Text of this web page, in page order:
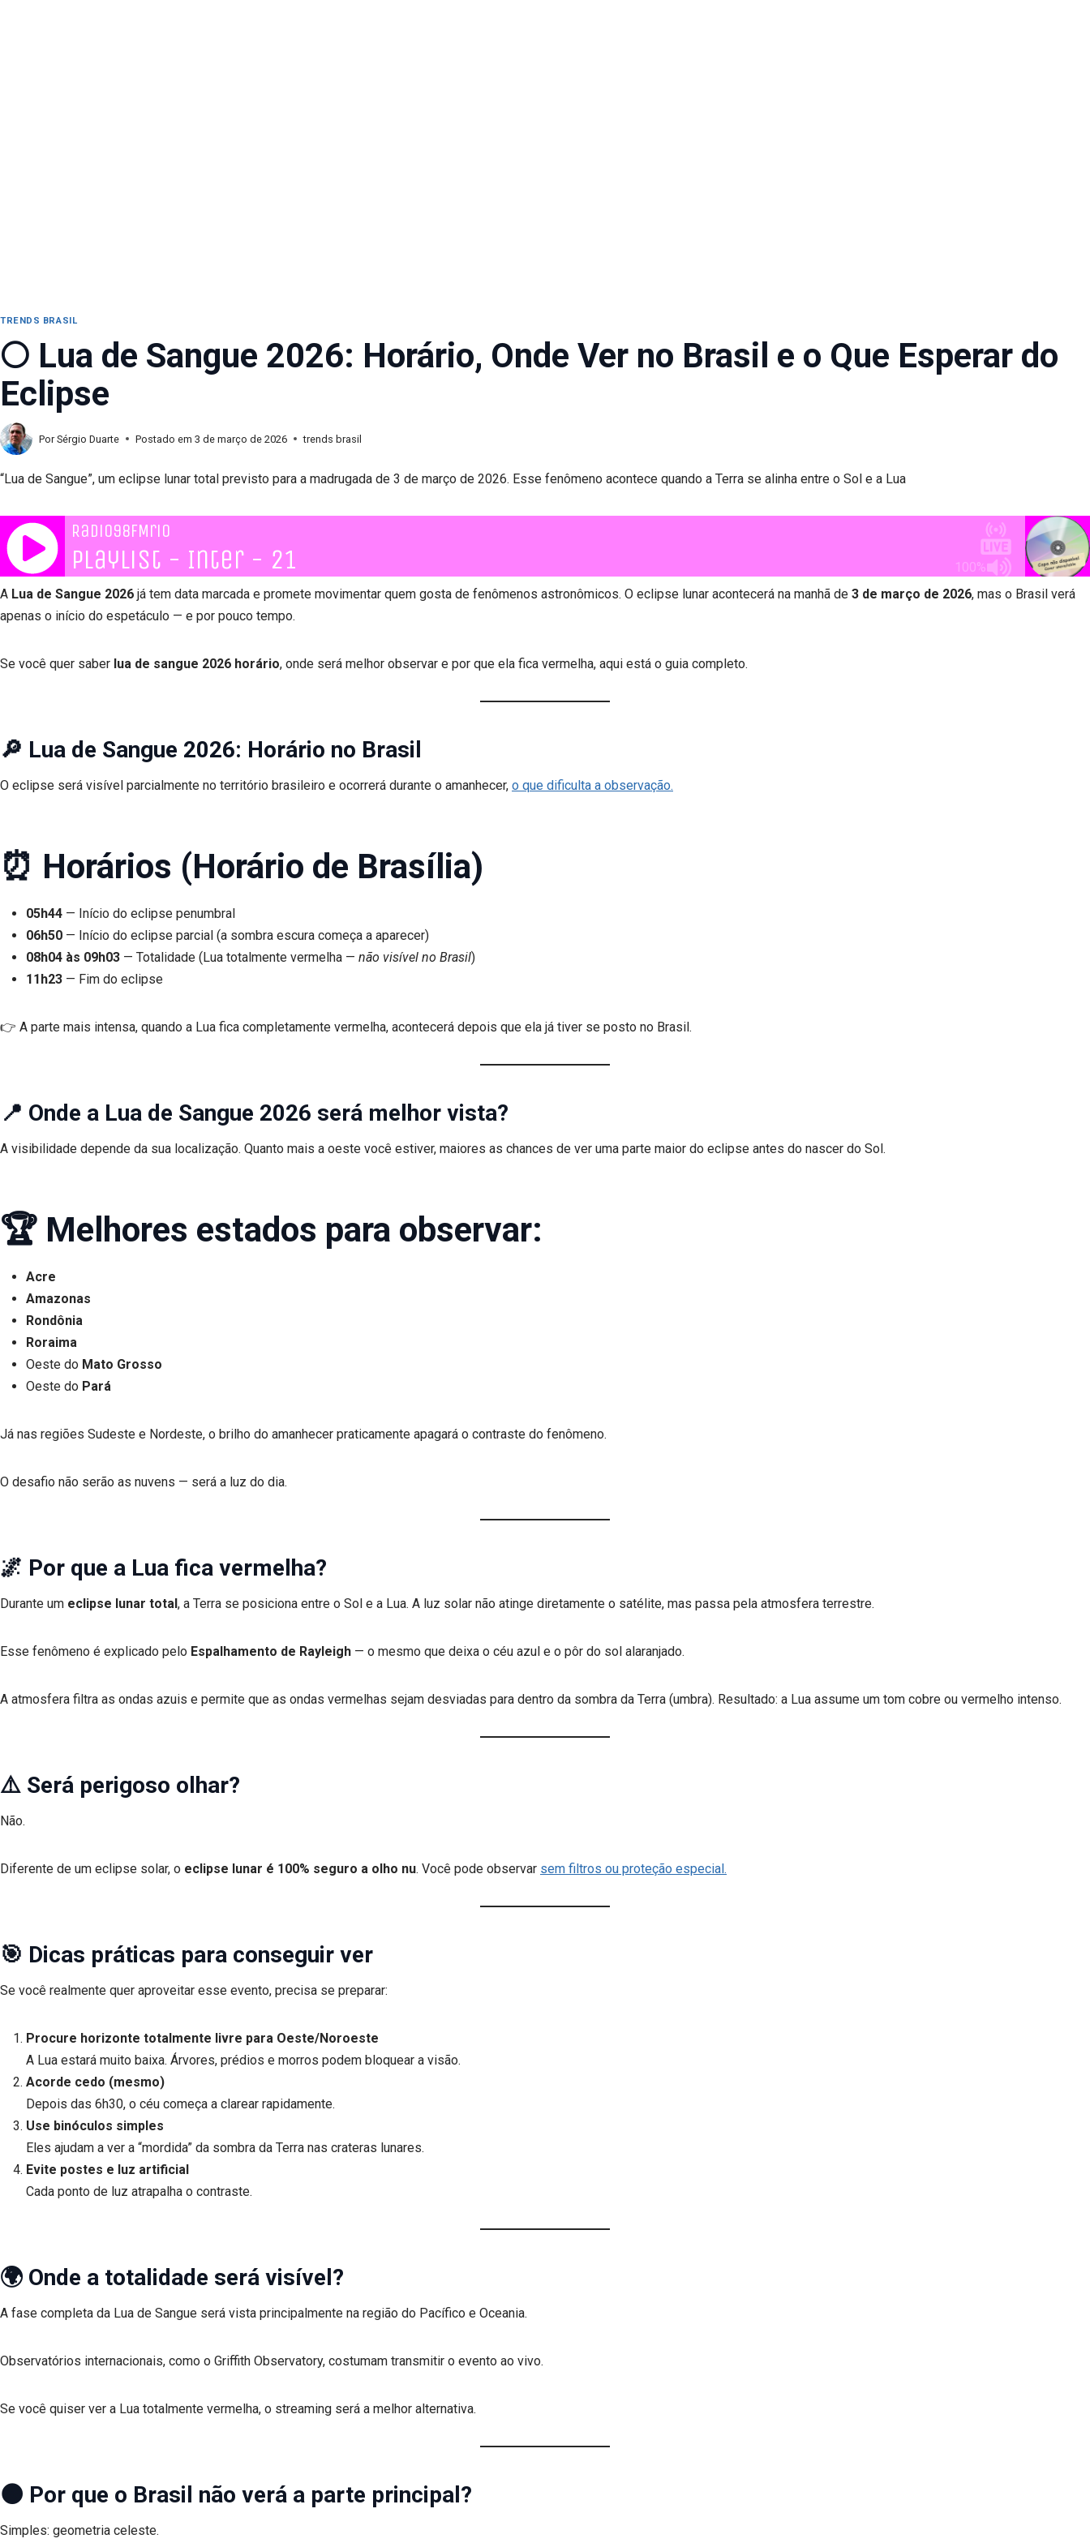
TRENDS BRASIL
🌕 Lua de Sangue 2026: Horário, Onde Ver no Brasil e o Que Esperar do
Eclipse
Por Sérgio Duarte Postado em 3 de março de 2026 trends brasil
“Lua de Sangue”, um eclipse lunar total previsto para a madrugada de 3 de março de 2026. Esse fenômeno acontece quando a Terra se alinha entre o Sol e a Lua
A Lua de Sangue 2026 já tem data marcada e promete movimentar quem gosta de fenômenos astronômicos. O eclipse lunar acontecerá na manhã de 3 de março de 2026, mas o Brasil verá
apenas o início do espetáculo — e por pouco tempo.
Se você quer saber lua de sangue 2026 horário, onde será melhor observar e por que ela fica vermelha, aqui está o guia completo.
🔎 Lua de Sangue 2026: Horário no Brasil
O eclipse será visível parcialmente no território brasileiro e ocorrerá durante o amanhecer, o que dificulta a observação.
⏰ Horários (Horário de Brasília)
05h44 — Início do eclipse penumbral
06h50 — Início do eclipse parcial (a sombra escura começa a aparecer)
08h04 às 09h03 — Totalidade (Lua totalmente vermelha — não visível no Brasil)
11h23 — Fim do eclipse
👉 A parte mais intensa, quando a Lua fica completamente vermelha, acontecerá depois que ela já tiver se posto no Brasil.
📍 Onde a Lua de Sangue 2026 será melhor vista?
A visibilidade depende da sua localização. Quanto mais a oeste você estiver, maiores as chances de ver uma parte maior do eclipse antes do nascer do Sol.
🏆 Melhores estados para observar:
Acre
Amazonas
Rondônia
Roraima
Oeste do Mato Grosso
Oeste do Pará
Já nas regiões Sudeste e Nordeste, o brilho do amanhecer praticamente apagará o contraste do fenômeno.
O desafio não serão as nuvens — será a luz do dia.
🌌 Por que a Lua fica vermelha?
Durante um eclipse lunar total , a Terra se posiciona entre o Sol e a Lua. A luz solar não atinge diretamente o satélite, mas passa pela atmosfera terrestre.
Esse fenômeno é explicado pelo Espalhamento de Rayleigh — o mesmo que deixa o céu azul e o pôr do sol alaranjado.
A atmosfera filtra as ondas azuis e permite que as ondas vermelhas sejam desviadas para dentro da sombra da Terra (umbra). Resultado: a Lua assume um tom cobre ou vermelho intenso.
⚠️ Será perigoso olhar?
Não.
Diferente de um eclipse solar, o eclipse lunar é 100% seguro a olho nu. Você pode observar sem filtros ou proteção especial.
🎯 Dicas práticas para conseguir ver
Se você realmente quer aproveitar esse evento, precisa se preparar:
Procure horizonte totalmente livre para Oeste/Noroeste
A Lua estará muito baixa. Árvores, prédios e morros podem bloquear a visão.
Acorde cedo (mesmo)
Depois das 6h30, o céu começa a clarear rapidamente.
Use binóculos simples
Eles ajudam a ver a “mordida” da sombra da Terra nas crateras lunares.
Evite postes e luz artificial
Cada ponto de luz atrapalha o contraste.
🌍 Onde a totalidade será visível?
A fase completa da Lua de Sangue será vista principalmente na região do Pacífico e Oceania.
Observatórios internacionais, como o Griffith Observatory, costumam transmitir o evento ao vivo.
Se você quiser ver a Lua totalmente vermelha, o streaming será a melhor alternativa.
🌑 Por que o Brasil não verá a parte principal?
Simples: geometria celeste.